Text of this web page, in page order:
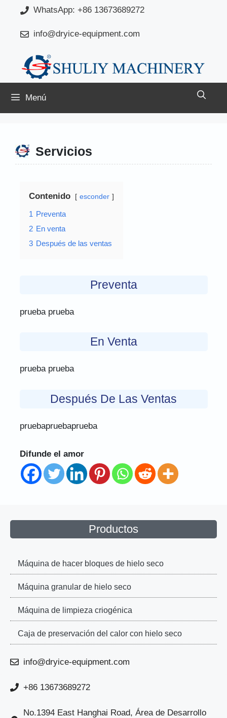
contenido
WhatsApp: +86 13673689272
info@dryice-equipment.com
Menú
Servicios
Contenido esconder
1 Preventa
2 En venta
3 Después de las ventas
Preventa
prueba prueba
En Venta
prueba prueba
Después De Las Ventas
pruebapruebaprueba
Difunde el amor
Productos
Máquina de hacer bloques de hielo seco
Máquina granular de hielo seco
Máquina de limpieza criogénica
Caja de preservación del calor con hielo seco
info@dryice-equipment.com
+86 13673689272
No.1394 East Hanghai Road, Área de Desarrollo